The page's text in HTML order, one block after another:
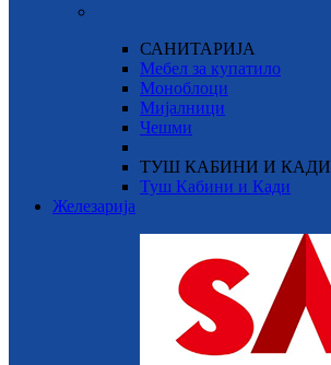
САНИТАРИЈА
Мебел за купатило
Моноблоци
Мијалници
Чешми
ТУШ КАБИНИ И КАДИ
Туш Кабини и Кади
Железарија